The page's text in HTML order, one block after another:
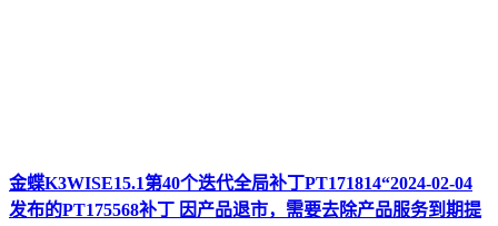
金蝶K3WISE15.1第40个迭代全局补丁PT171814“2024-02-04
发布的PT175568补丁 因产品退市，需要去除产品服务到期提